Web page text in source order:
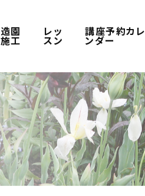
造園
施工
レッ
スン
講座予約カレ
ンダー